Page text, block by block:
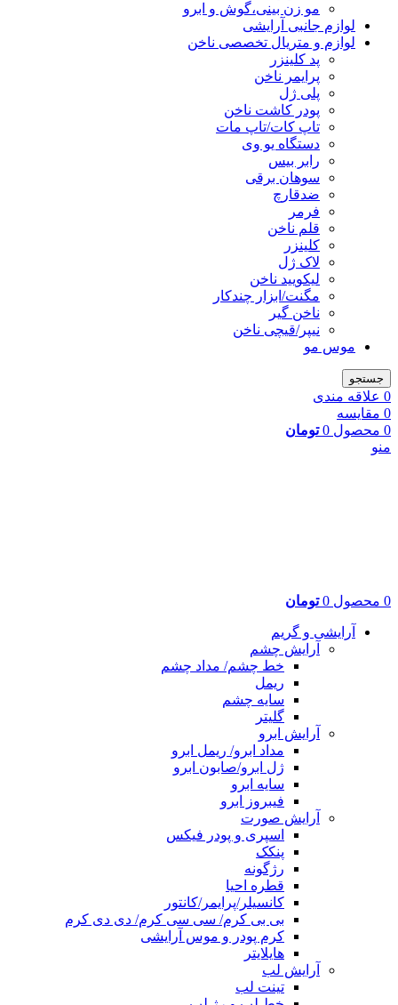
مو زن بینی،گوش و ابرو
لوازم جانبی آرایشی
لوازم و متریال تخصصی ناخن
پد کلینزر
پرایمر ناخن
پلی ژل
پودر کاشت ناخن
تاپ کات/تاپ مات
دستگاه یو وی
رابر بیس
سوهان برقی
ضدقارچ
فرمر
قلم ناخن
کلینزر
لاک ژل
لیکوييد ناخن
مگنت/ابزار چندکار
ناخن گیر
نیپر/قیچی ناخن
موس مو
جستجو
0 علاقه مندی
0 مقایسه
0 محصول 0 تومان
منو
0 محصول 0 تومان
آرایشی و گریم
آرایش چشم
خط چشم/ مداد چشم
ریمل
سایه چشم
گلیتر
آرایش ابرو
مداد ابرو/ ریمل ابرو
ژل ابرو/صابون ابرو
سایه ابرو
فیبروز ابرو
آرایش صورت
اسپری و پودر فیکس
پنکک
رژگونه
قطره احیا
کانسیلر/پرایمر/کانتور
بی بی کرم/ سی سی کرم/ دی دی کرم
کرم پودر و موس آرایشی
هایلایتر
آرایش لب
تینت لب